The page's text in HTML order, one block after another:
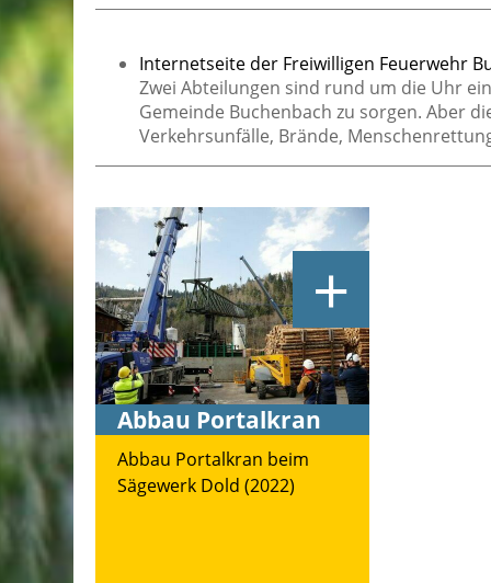
Internetseite der Freiwilligen Feuerwehr
Zwei Abteilungen sind rund um die Uhr
Gemeinde Buchenbach zu sorgen. Aber
Verkehrsunfälle, Brände,
+
Abbau Portalkran
Abbau Portalkran beim
Sägewerk Dold (2022)